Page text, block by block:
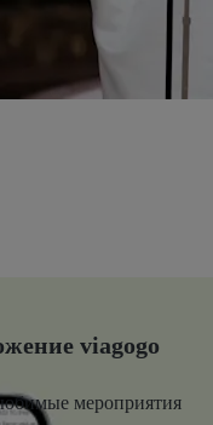
viagogo
мероприятия